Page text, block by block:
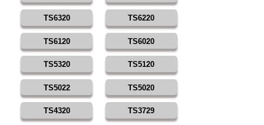
TS6320 TS6220
TS6120 TS6020
TS5320 TS5120
TS5022 TS5020
TS4320 TS3729